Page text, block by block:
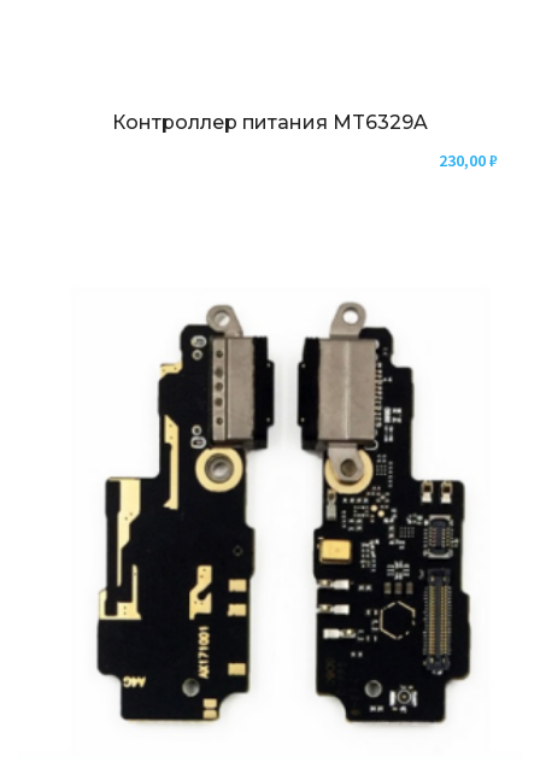
Контроллер питания MT6329A
230,00₽